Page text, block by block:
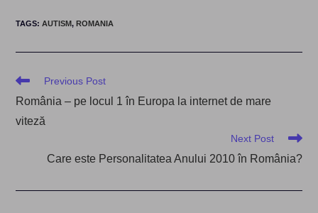
TAGS:AUTISM, ROMANIA
Read
articles
Previous Post
România – pe locul 1 în Europa la internet de mare
viteză
Next Post
Care este Personalitatea Anului 2010 în România?